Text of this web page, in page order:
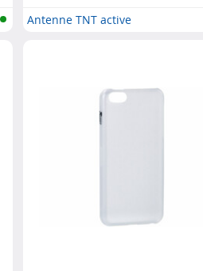
Antenne TNT active